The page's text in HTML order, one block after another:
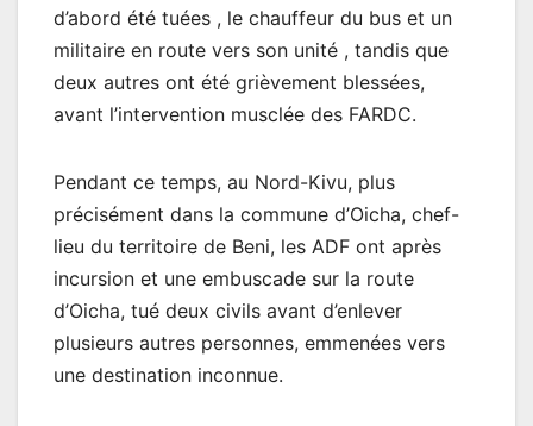
d’abord été tuées , le chauffeur du bus et un
militaire en route vers son unité , tandis que
deux autres ont été grièvement blessées,
avant l’intervention musclée des FARDC.
Pendant ce temps, au Nord-Kivu, plus
précisément dans la commune d’Oicha, chef-
lieu du territoire de Beni, les ADF ont après
incursion et une embuscade sur la route
d’Oicha, tué deux civils avant d’enlever
plusieurs autres personnes, emmenées vers
une destination inconnue.